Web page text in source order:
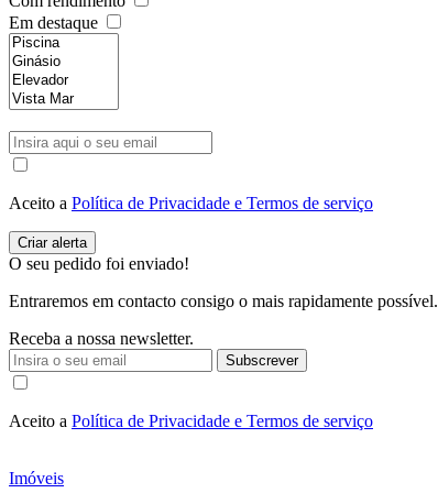
Em destaque
Aceito a Política de Privacidade e Termos de serviço
O seu pedido foi enviado!
Entraremos em contacto consigo o mais rapidamente possível.
Receba a nossa newsletter.
Subscrever
Aceito a Política de Privacidade e Termos de serviço
Imóveis